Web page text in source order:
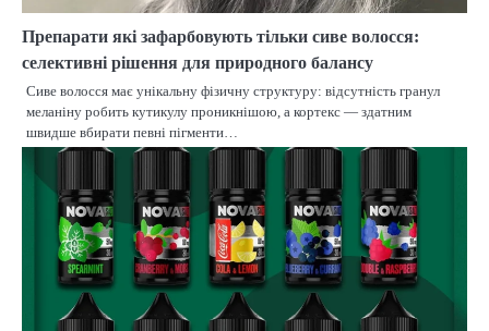
Препарати які зафарбовують тільки сиве волосся:
селективні рішення для природного балансу
Сиве волосся має унікальну фізичну структуру: відсутність гранул
меланіну робить кутикулу проникнішою, а кортекс — здатним
швидше вбирати певні пігменти…